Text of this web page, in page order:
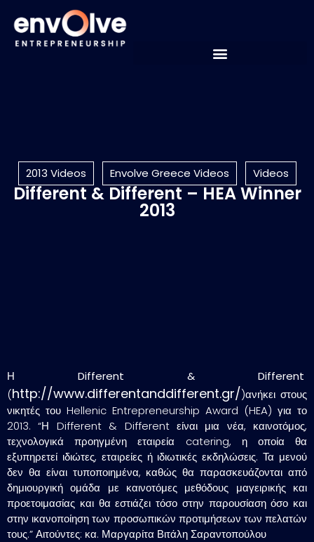
2013 Videos Envolve Greece Videos Videos
Different & Different – HEA Winner
2013
Η Different & Different
(http://www.differentanddifferent.gr/)ανήκει στους
νικητές του Hellenic Entrepreneurship Award (HEA) για το
2013. “Η Different & Different είναι μια νέα, καινοτόμος,
τεχνολογικά προηγμένη εταιρεία catering, η οποία θα
εξυπηρετεί ιδιώτες, εταιρείες ή ιδιωτικές εκδηλώσεις. Τα μενού
δεν θα είναι τυποποιημένα, καθώς θα παρασκευάζονται από
δημιουργική ομάδα με καινοτόμες μεθόδους μαγειρικής και
προετοιμασίας και θα εστιάζει τόσο στην παρουσίαση όσο και
στην ικανοποίηση των προσωπικών προτιμήσεων των πελατών
τους.” Αιτούντες: κα. Μαργαρίτα Βιτάλη Σαραντοπούλου